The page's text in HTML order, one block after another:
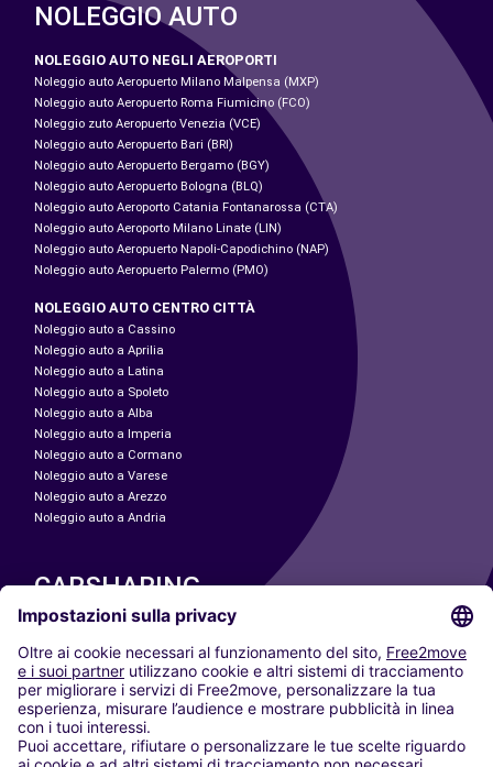
NOLEGGIO AUTO
NOLEGGIO AUTO NEGLI AEROPORTI
Noleggio auto Aeropuerto Milano Malpensa (MXP)
Noleggio auto Aeropuerto Roma Fiumicino (FCO)
Noleggio zuto Aeropuerto Venezia (VCE)
Noleggio auto Aeropuerto Bari (BRI)
Noleggio auto Aeropuerto Bergamo (BGY)
Noleggio auto Aeropuerto Bologna (BLQ)
Noleggio auto Aeroporto Catania Fontanarossa (CTA)
Noleggio auto Aeroporto Milano Linate (LIN)
Noleggio auto Aeropuerto Napoli-Capodichino (NAP)
Noleggio auto Aeropuerto Palermo (PMO)
NOLEGGIO AUTO CENTRO CITTÀ
Noleggio auto a Cassino
Noleggio auto a Aprilia
Noleggio auto a Latina
Noleggio auto a Spoleto
Noleggio auto a Alba
Noleggio auto a Imperia
Noleggio auto a Cormano
Noleggio auto a Varese
Noleggio auto a Arezzo
Noleggio auto a Andria
CARSHARING
LE NOSTRE CITTÀ
Paris
Madrid
Washington DC
Milano
Roma
Torino